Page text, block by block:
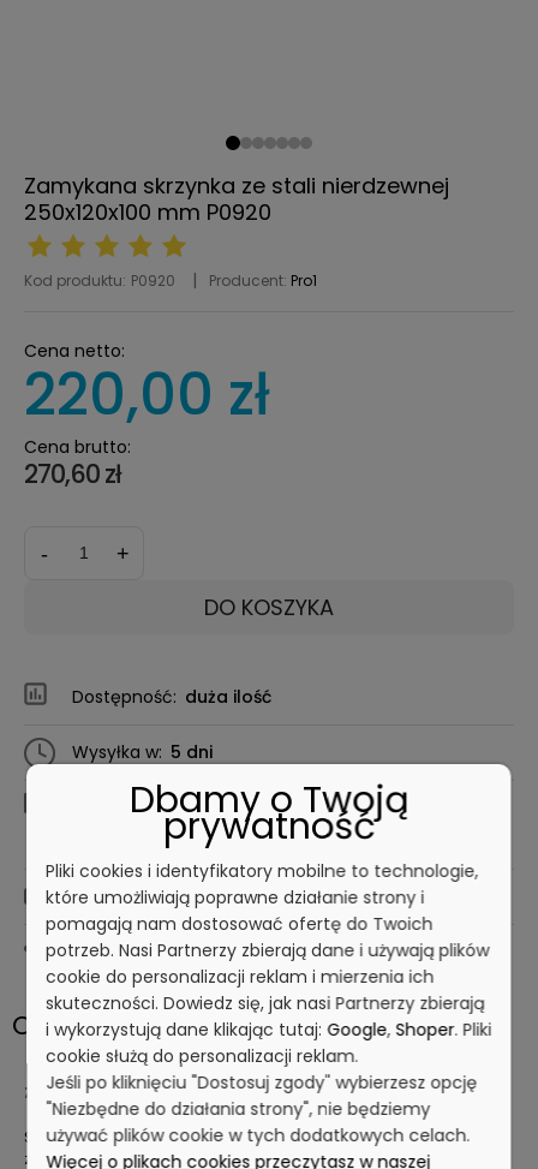
Zamykana skrzynka ze stali nierdzewnej
250x120x100 mm P0920
Kod produktu: P0920 Producent: Pro1
Cena brutto:
270,60 zł
Cena netto:
220,00 zł
- +
DO KOSZYKA
Dostępność: duża ilość
Wysyłka w: 5 dni
Dostawa: 19,00 zł - Przesyłka kurierska
sprawdź formy dostawy
zapytaj o cenę
Drukuj kartę produktu
Opis
Zamykana skrzynka ze stali nierdzewnej P0920
Skrzynka posiada zawiasy, rączkę do przenoszenia, oraz
zamek zatrzaskowy z możliwością zamykania na kłódkę.
Dbamy o Twoją
prywatność
Pliki cookies i identyfikatory mobilne to technologie,
które umożliwiają poprawne działanie strony i
pomagają nam dostosować ofertę do Twoich
potrzeb. Nasi Partnerzy zbierają dane i używają plików
cookie do personalizacji reklam i mierzenia ich
skuteczności. Dowiedz się, jak nasi Partnerzy zbierają
i wykorzystują dane klikając tutaj:Google,Shoper. Pliki
cookie służą do personalizacji reklam.
Jeśli po kliknięciu "Dostosuj zgody" wybierzesz opcję
"Niezbędne do działania strony", nie będziemy
używać plików cookie w tych dodatkowych celach.
Więcej o plikach cookies przeczytasz w naszej